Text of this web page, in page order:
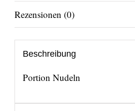
Rezensionen (0)
Beschreibung
Portion Nudeln